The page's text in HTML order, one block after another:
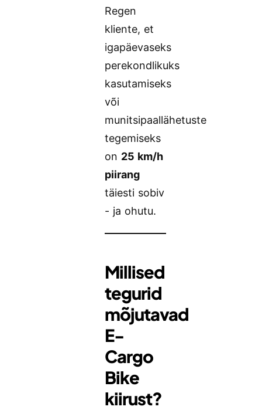
Regen
kliente, et
igapäevaseks
perekondlikuks
kasutamiseks
või
munitsipaallähetuste
tegemiseks
on 25 km/h
piirang
täiesti sobiv
- ja ohutu.
Millised
tegurid
mõjutavad
E-
Cargo
Bike
kiirust?